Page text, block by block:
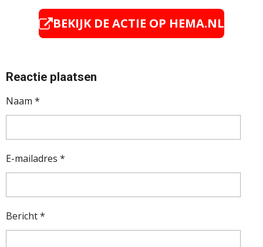
BEKIJK DE ACTIE OP HEMA.NL
Reactie plaatsen
Naam *
E-mailadres *
Bericht *